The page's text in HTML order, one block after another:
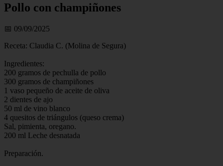
Pollo con champiñones
📅 09/09/2025
Receta: Claudia C. (Molina de Segura)
Ingredientes:
200 gramos de pechulla de pollo
300 gramos de champiñones
1 vaso pequeño de aceite de oliva
2 dientes de ajo
50 ml de vino blanco
4 quesitos de triángulos (queso crema)
Sal, pimienta, oregano.
200 ml Leche desnatada
Preparación.